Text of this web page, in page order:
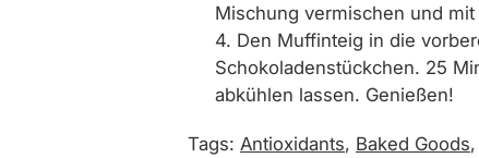
Mischung vermischen und
Den Muffinteig in die
Schokoladenstückchen. 25
abkühlen lassen. Genießen!
Tags: Antioxidants, Baked Goods,